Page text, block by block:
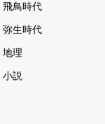
飛鳥時代
弥生時代
地理
小説